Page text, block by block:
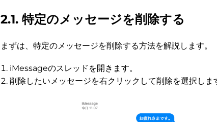
2.1. 特定のメッセージを削除する
まずは、特定のメッセージを削除する方法を解説します。
iMessageのスレッドを開きます。
削除したいメッセージを右クリックして削除を選択しま